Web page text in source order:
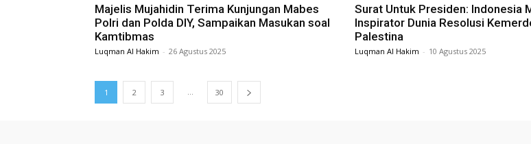
Majelis Mujahidin Terima Kunjungan Mabes
Polri dan Polda DIY, Sampaikan Masukan soal
Kamtibmas
Luqman Al Hakim - 26 Agustus 2025
Surat Untuk Presiden: Indonesia
Inspirator Dunia Resolusi
Palestina
Luqman Al Hakim - 10 Agustus 2025
1 2 3 30